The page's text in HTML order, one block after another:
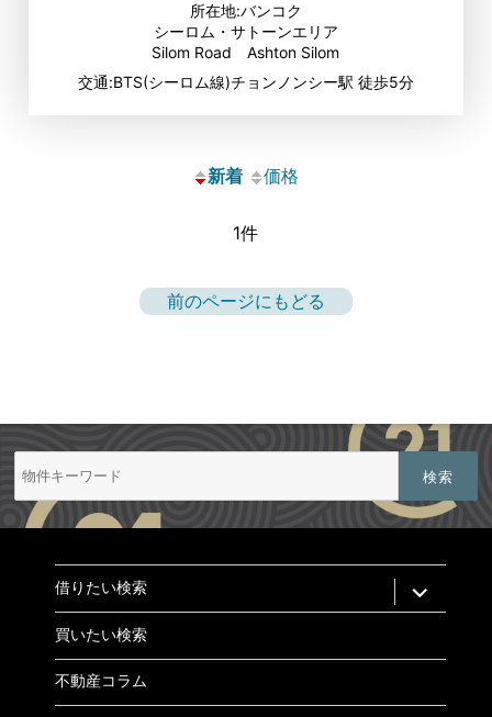
所在地:バンコク
シーロム・サトーンエリア
Silom Road Ashton Silom
交通:BTS(シーロム線)チョンノンシー駅 徒歩5分
新着 価格
1件
前のページにもどる
検
索:
借りたい検索 expand
child
menu
買いたい検索
不動産コラム